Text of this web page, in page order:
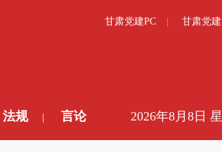
甘肃党建PC 甘肃党
法规 言论 2026年8月8日